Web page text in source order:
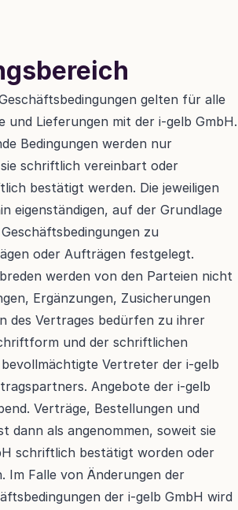
gelten für alle
und Lieferungen mit der i-gelb GmbH.
Bedingungen werden nur
schriftlich vereinbart oder
bestätigt werden. Die jeweiligen
eigenständigen, auf der Grundlage
zu
oder Aufträgen festgelegt.
werden von den Parteien nicht
Ergänzungen, Zusicherungen
des Vertrages bedürfen zu ihrer
und der schriftlichen
Vertreter der i-gelb
Angebote der i-gelb
Verträge, Bestellungen und
dann als angenommen, soweit sie
schriftlich bestätigt worden oder
Im Falle von Änderungen der
der i-gelb GmbH wird